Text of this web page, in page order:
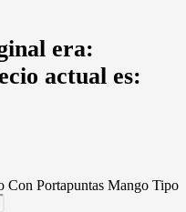
era:
actual es:
Con Portapuntas Mango Tipo